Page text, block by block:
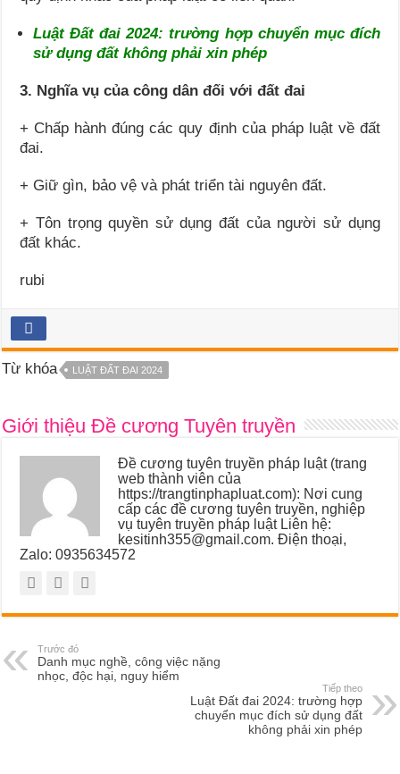
Luật Đất đai 2024: trường hợp chuyển mục đích
sử dụng đất không phải xin phép
3. Nghĩa vụ của công dân đối với đất đai
+ Chấp hành đúng các quy định của pháp luật về đất
đai.
+ Giữ gìn, bảo vệ và phát triển tài nguyên đất.
+ Tôn trọng quyền sử dụng đất của người sử dụng
đất khác.
rubi
Từ khóa LUẬT ĐẤT ĐAI 2024
Giới thiệu Đề cương Tuyên truyền
Đề cương tuyên truyền pháp luật (trang
web thành viên của
https://trangtinphapluat.com): Nơi cung
cấp các đề cương tuyên truyền, nghiệp
vụ tuyên truyền pháp luật Liên hệ:
kesitinh355@gmail.com. Điện thoại,
Zalo: 0935634572
Trước đó
Danh mục nghề, công việc nặng
nhọc, độc hại, nguy hiểm
Tiếp theo
Luật Đất đai 2024: trường hợp
chuyển mục đích sử dụng đất
không phải xin phép